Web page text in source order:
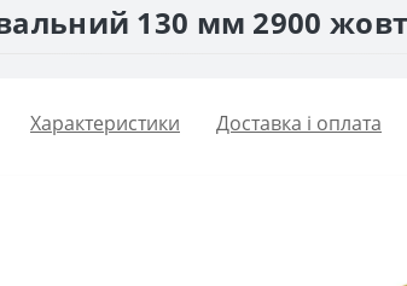
130 мм 2900
Характеристики Доставка і оплата